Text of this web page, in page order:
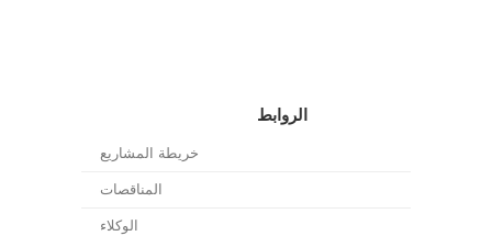
الروابط
خريطة المشاريع
المناقصات
الوكلاء